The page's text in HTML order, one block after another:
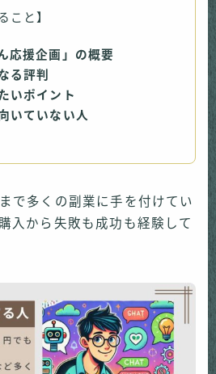
こと】
応援企画」の概要
る評判
いポイント
いていない人
で多くの副業に手を付けてい
入から失敗も成功も経験して